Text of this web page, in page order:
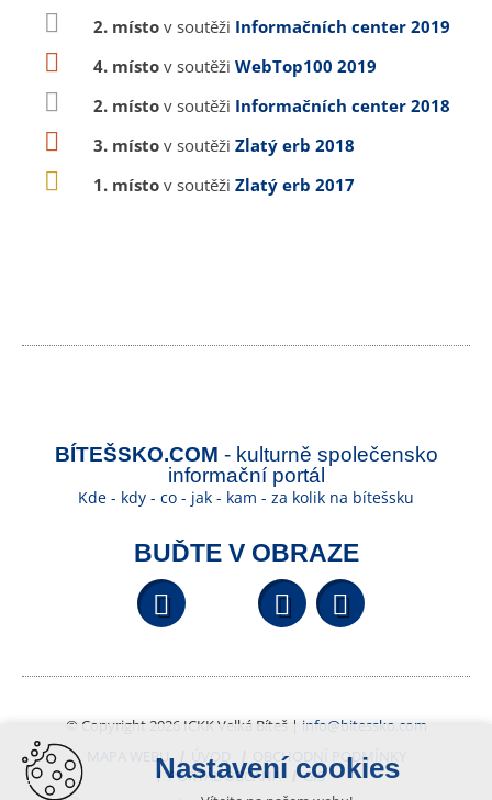
2. místo v soutěži Informačních center 2019
4. místo v soutěži WebTop100 2019
2. místo v soutěži Informačních center 2018
3. místo v soutěži Zlatý erb 2018
1. místo v soutěži Zlatý erb 2017
BÍTEŠSKO.COM - kulturně společensko
informační portál
Kde - kdy - co - jak - kam - za kolik na bítešsku
BUĎTE V OBRAZE
Facebook YouTube
© Copyright 2026 ICKK Velká Bíteš | info@bitessko.com
MAPA WEBU
ÚVOD
OBCHODNÍ PODMÍNKY
PORTÁL OBČANA
GIS
Nastavení cookies